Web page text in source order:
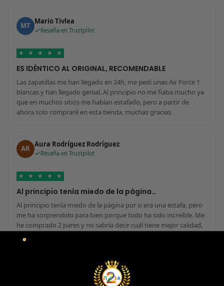
MT Mario Tivlea
Reseña en Trustpilot
★ ★ ★ ★ ★
ES IDÉNTICO AL ORIGINAL, RECOMENDABLE
Las zapatillas me han llegado en 24h, me pedí unas Air Force 1
blancas y han llegado genial. Al principio no me fiaba mucho ya
que en muchos sitios me habían estafado, pero a partir de
ahora solo compraré en esta tienda, muchas gracias.
AR Aura Rodríguez Rodríguez
Reseña en Trustpilot
★ ★ ★ ★ ★
Al principio tenía miedo de la página…
Al principio tenía miedo de la página por si era una estafa, pero
me ha sorprendido para bien porque todo ha sido increíble. Me
he comprado 2 pares y no sabría decir cuál tiene mejor calidad,